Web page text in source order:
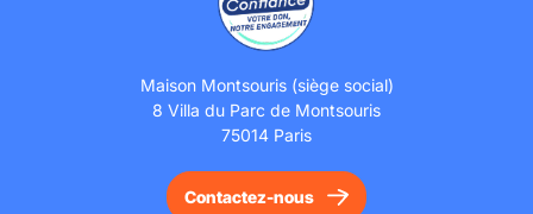
Maison Montsouris (siège social)
8 Villa du Parc de Montsouris
75014 Paris
Contactez-nous